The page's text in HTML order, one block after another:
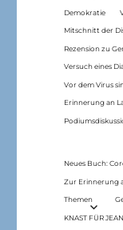
Demokratie
Mitschnitt der
Rezension zu
Versuch eines
Vor dem Virus
Erinnerung an
Neues Buch:
Zur Erinnerung
Themen
KNAST FÜR